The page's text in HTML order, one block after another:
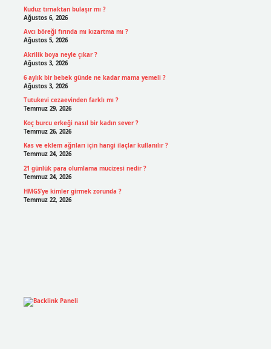
Kuduz tırnaktan bulaşır mı ?
Ağustos 6, 2026
Avcı böreği fırında mı kızartma mı ?
Ağustos 5, 2026
Akrilik boya neyle çıkar ?
Ağustos 3, 2026
6 aylık bir bebek günde ne kadar mama yemeli ?
Ağustos 3, 2026
Tutukevi cezaevinden farklı mı ?
Temmuz 29, 2026
Koç burcu erkeği nasıl bir kadın sever ?
Temmuz 26, 2026
Kas ve eklem ağrıları için hangi ilaçlar kullanılır ?
Temmuz 24, 2026
21 günlük para olumlama mucizesi nedir ?
Temmuz 24, 2026
HMGS’ye kimler girmek zorunda ?
Temmuz 22, 2026